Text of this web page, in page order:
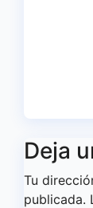
Deja
Tu
publicada.